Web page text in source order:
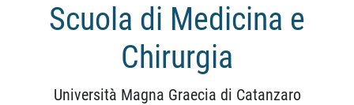
Scuola di Medicina e
Chirurgia
Università Magna Graecia di Catanzaro